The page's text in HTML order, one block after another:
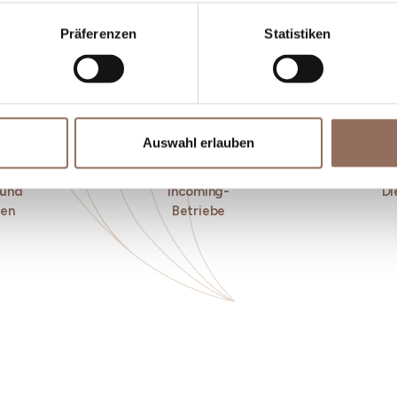
Präferenzen Statistiken
Auswahl erlauben
Incoming-
Betriebe